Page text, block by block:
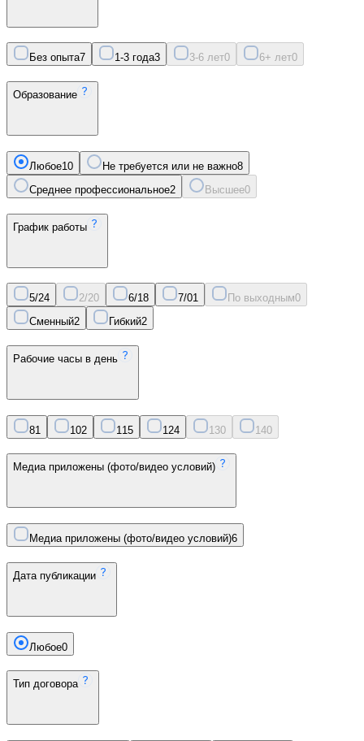
Без опыта7 1-3 года3 3-6 лет0 6+ лет0
Образование
Любое10 Не требуется или не важно8
Среднее профессиональное2 Высшее0
График работы
5/24 2/20 6/18 7/01 По выходным0
Сменный2 Гибкий2
Рабочие часы в день
81 102 11 5 124 130 140
Медиа приложены (фото/видео условий)
Медиа приложены (фото/видео условий)6
Дата публикации
Любое0
Тип договора